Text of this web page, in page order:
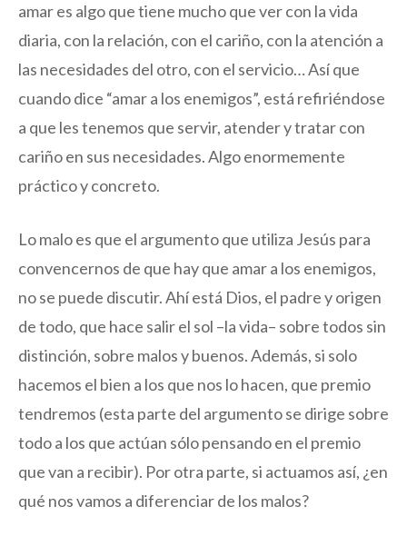
amar es algo que tiene mucho que ver con la vida
diaria, con la relación, con el cariño, con la atención a
las necesidades del otro, con el servicio… Así que
cuando dice “amar a los enemigos”, está refiriéndose
a que les tenemos que servir, atender y tratar con
cariño en sus necesidades. Algo enormemente
práctico y concreto.
Lo malo es que el argumento que utiliza Jesús para
convencernos de que hay que amar a los enemigos,
no se puede discutir. Ahí está Dios, el padre y origen
de todo, que hace salir el sol –la vida– sobre todos sin
distinción, sobre malos y buenos. Además, si solo
hacemos el bien a los que nos lo hacen, que premio
tendremos (esta parte del argumento se dirige sobre
todo a los que actúan sólo pensando en el premio
que van a recibir). Por otra parte, si actuamos así, ¿en
qué nos vamos a diferenciar de los malos?